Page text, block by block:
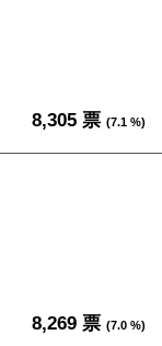
8,305 票 (7.1 %)
8,269 票 (7.0 %)